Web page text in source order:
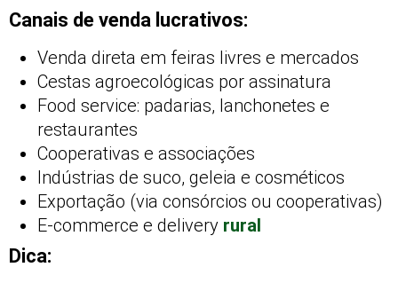
Canais de venda lucrativos:
Venda direta em feiras livres e mercados
Cestas agroecológicas por assinatura
Food service: padarias, lanchonetes e
restaurantes
Cooperativas e associações
Indústrias de suco, geleia e cosméticos
Exportação (via consórcios ou cooperativas)
E-commerce e delivery rural
Dica: